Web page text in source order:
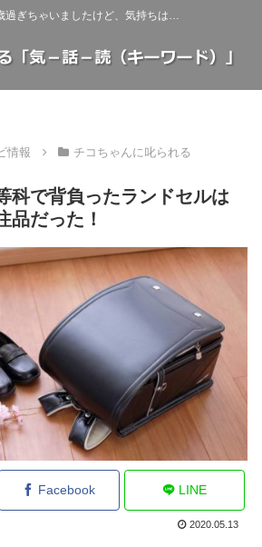
過ぎちゃいましたけど、気持ちは…
情報 チコちゃんに叱られる
科で背負ったランドセルは
品だった！
Facebook LINE
2020.05.13